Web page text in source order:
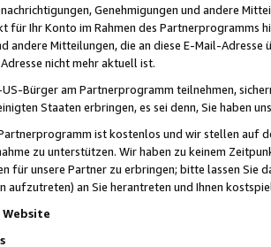
Genehmigungen und andere
für Ihr Konto im Rahmen des Partnerprogramms
andere Mitteilungen, die an diese E-Mail-
nicht mehr aktuell ist.
Bürger am Partnerprogramm teilnehmen,
Staaten erbringen, es sei denn, Sie haben
ist kostenlos und wir stellen auf
zu unterstützen. Wir haben zu keinem
für unsere Partner zu erbringen; bitte lassen Sie
aufzutreten) an Sie herantreten und Ihnen